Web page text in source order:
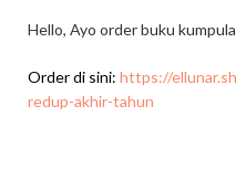
Hello, Ayo order buku
Order di sini: https://
redup-akhir-tahun